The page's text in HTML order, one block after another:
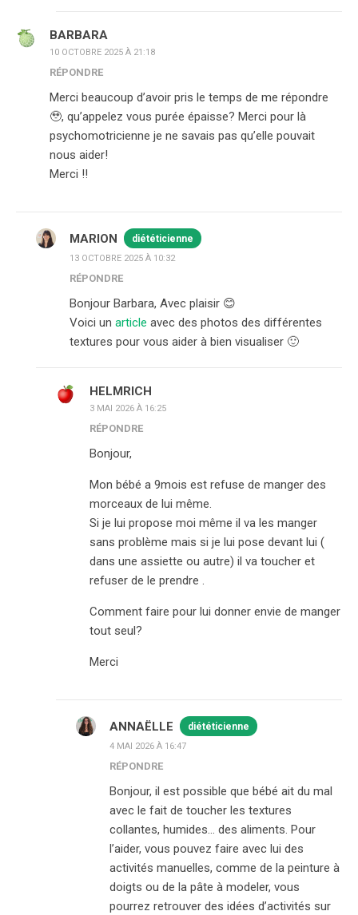
BARBARA
10 OCTOBRE 2025 À 21:18
RÉPONDRE
Merci beaucoup d’avoir pris le temps de me répondre
🥹, qu’appelez vous purée épaisse? Merci pour là
psychomotricienne je ne savais pas qu’elle pouvait
nous aider!
Merci !!
MARION diététicienne
13 OCTOBRE 2025 À 10:32
RÉPONDRE
Bonjour Barbara, Avec plaisir 😊
Voici un article avec des photos des différentes
textures pour vous aider à bien visualiser 🙂
HELMRICH
3 MAI 2026 À 16:25
RÉPONDRE
Bonjour,
Mon bébé a 9mois est refuse de manger des
morceaux de lui même.
Si je lui propose moi même il va les manger
sans problème mais si je lui pose devant lui (
dans une assiette ou autre) il va toucher et
refuser de le prendre .
Comment faire pour lui donner envie de manger
tout seul?
Merci
ANNAËLLE diététicienne
4 MAI 2026 À 16:47
RÉPONDRE
Bonjour, il est possible que bébé ait du mal
avec le fait de toucher les textures
collantes, humides… des aliments. Pour
l’aider, vous pouvez faire avec lui des
activités manuelles, comme de la peinture à
doigts ou de la pâte à modeler, vous
pourrez retrouver des idées d’activités sur